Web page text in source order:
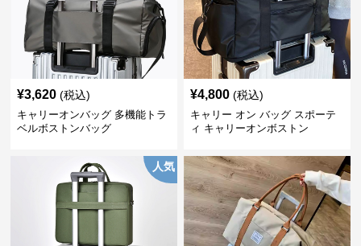
¥3,620 (税込)
キャリーオンバッグ 多機能トラ
ベルボストンバッグ
¥4,800 (税込)
キャリー オン バッグ スポーテ
ィ キャリーオンボストン
人気